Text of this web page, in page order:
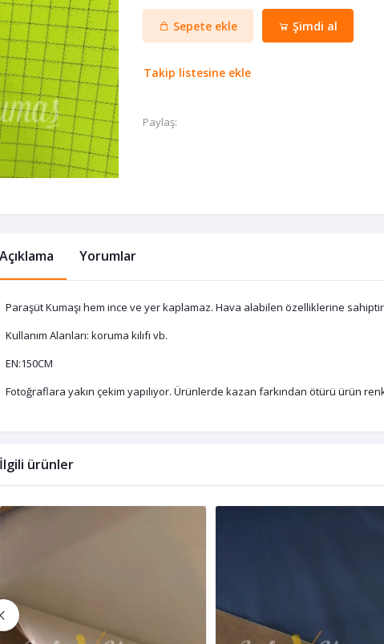
Sepete ekle Şimdi al
Takip listesine ekle
Paylaş:
Açıklama Yorumlar
Paraşüt Kumaşı hem ince ve yer kaplamaz. Hava alabilen özelliklerine
Kullanım Alanları: koruma kılıfı vb.
EN:150CM
Fotoğraflara yakın çekim yapılıyor. Ürünlerde kazan farkından ötürü ürün
İlgili ürünler